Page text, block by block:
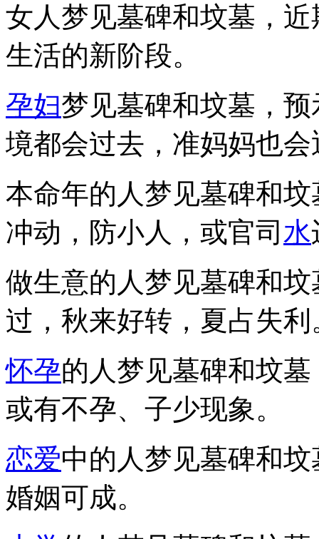
女人梦见墓碑和坟墓，
生活的新阶段。
孕妇梦见墓碑和坟墓，
境都会过去，准妈妈也
本命年的人梦见墓碑和
冲动，防小人，或官司 水
做生意的人梦见墓碑和
过，秋来好转，夏占失利
怀孕的人梦见墓碑和坟
或有不孕、子少现象。
恋爱中的人梦见墓碑和
婚姻可成。